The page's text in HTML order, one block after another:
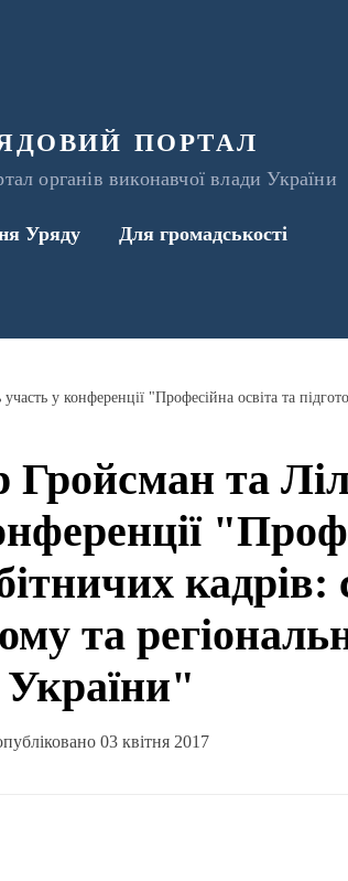
портал
органів виконавчої влади України
Уряду Для громадськості
Гройсман та
та
України"
03 квітня 2017